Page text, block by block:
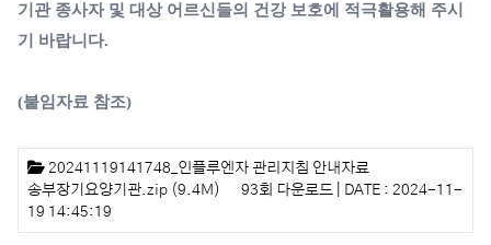
기관 종사자 및 대상 어르신들의 건강 보호에 적극활용해 주시
기 바랍니다.
(붙임자료 참조)
첨부파일
20241119141748_인플루엔자 관리지침 안내자료
송부장기요양기관.zip (9.4M)
93회 다운로드 | DATE : 2024-11-
19 14:45:19